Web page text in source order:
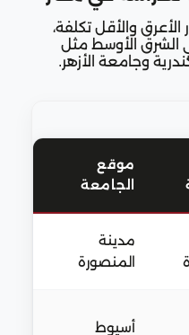
والأقل تكلفة،
الشرق الأوسط مثل
وجامعة الأزهر.
موقع
الجامعة
مدينة
المنصورة
أسيوط